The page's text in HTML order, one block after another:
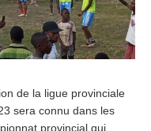
de la ligue provinciale
sera connu dans les
provincial qui...